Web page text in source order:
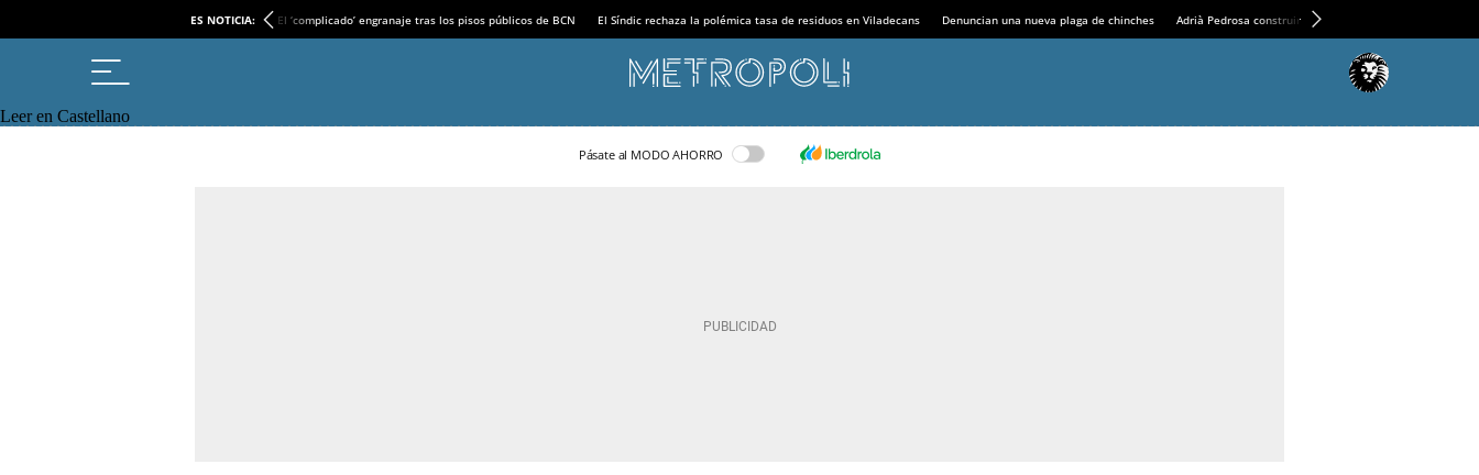
ES NOTICIA: El ‘complicado’ engranaje tras los pisos públicos de BCN El Síndic rechaza la polémica tasa de residuos en Viladecans Denuncian una nueva plaga de chinches Adrià Pedrosa construirá la nueva residencia en el
Leer en Castellano
Pásate al MODO AHORRO